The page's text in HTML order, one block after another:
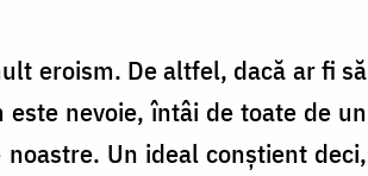
eroism. De altfel, dacă ar fi să
nevoie, întâi de toate de un
Un ideal conștient deci,